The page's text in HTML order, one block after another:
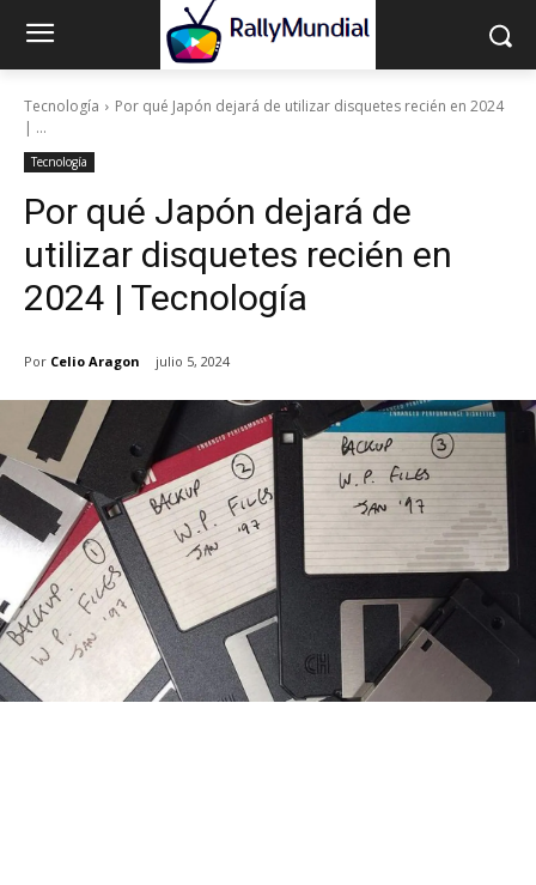
Tecnología
Por qué Japón dejará de utilizar disquetes recién en 2024
| ...
Tecnología
Por qué Japón dejará de
utilizar disquetes recién en
2024 | Tecnología
Por Celio Aragon julio 5, 2024